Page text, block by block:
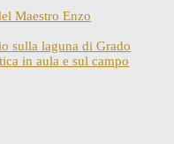
Maestro Enzo
sulla laguna di Grado
in aula e sul campo